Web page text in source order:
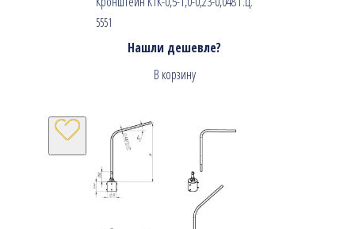
5551
Нашли дешевле?
В корзину